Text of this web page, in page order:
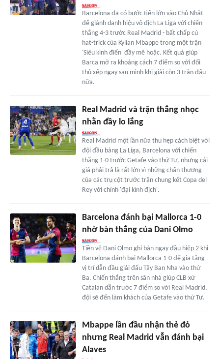
Barcelona đã có bước tiến lớn vào Chủ Nhật
để giành danh hiệu vô địch La Liga với chiến
thắng 4-3 trước Real Madrid - bất chấp cú
hat-trick của Kylian Mbappe trong một trận
'Siêu kinh điển' đầy mê hoặc. Kết quả giúp
Barca mở ra khoảng cách 7 điểm so với đối
thủ xếp ngay sau mình khi giải còn 3 trận đấu
nữa.
Real Madrid và trận thắng nhọc
nhằn đầy lo lắng
Real Madrid một lần nữa thu hẹp cách biệt với
đội đầu bảng La Liga, Barcelona với chiến
thắng 1-0 trước Getafe vào thứ Tư, nhưng cái
giá phải trả là rất lớn vì những chấn thương
của các trụ cột trước trận chung kết Copa del
Rey với chính 'đại kình địch'.
Barcelona đánh bại Mallorca 1-0
nhờ bàn thắng của Dani Olmo
Tiền vệ Dani Olmo ghi bàn ngay đầu hiệp 2 khi
Barcelona đánh bại Mallorca 1-0 để gia tăng
vị trí dẫn đầu giải đấu Tây Ban Nha vào thứ
Ba. Chiến thắng trên sân nhà giúp CLB xứ
Catalan dẫn trước 7 điểm so với Real Madrid,
đội sẽ đến làm khách của Getafe vào thứ Tư.
Mbappe lần đầu nhận thẻ đỏ
nhưng Real Madrid vẫn đánh bại
Alaves